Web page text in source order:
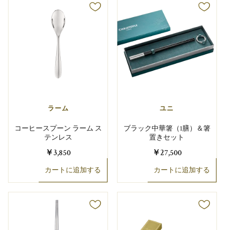
ラーム
コーヒースプーン ラーム ス
テンレス
￥3,850
カートに追加する
ユニ
ブラック中華箸（1膳）＆箸
置きセット
￥27,500
カートに追加する